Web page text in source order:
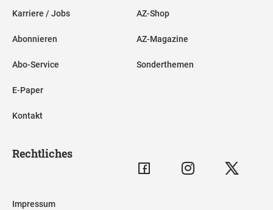
Karriere / Jobs
Abonnieren
Abo-Service
E-Paper
Kontakt
AZ-Shop
AZ-Magazine
Sonderthemen
Rechtliches
Impressum